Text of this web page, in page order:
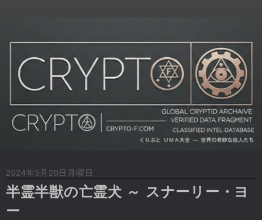
2024年5月20日月曜日
半霊半獣の亡霊犬 ～ スナーリー・ヨ
ー